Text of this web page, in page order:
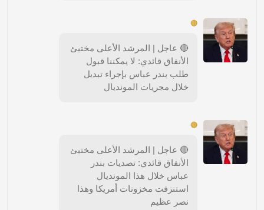
🔴
🔴 عاجل | المرشد الأعلى مختبئ
الأنفاق قائدي: لا يمكننا قبول
طلب بندر عباس بإجراء تبديل
خلال مجريات المونديال
🔴
🔴 عاجل | المرشد الأعلى مختبئ
الأنفاق قائدي: تصديات بندر
عباس خلال هذا المونديال
استنزفت مخزونات أمريكا وهذا
نصر عظيم